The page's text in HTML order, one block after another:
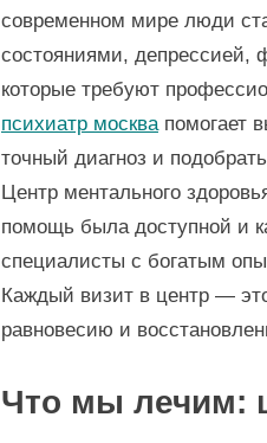
современном мире люди
состояниями, депрессией,
которые требуют
психиатр москвапомогает
точный диагноз и
Центр ментального
помощь была доступной и
специалисты с богатым
Каждый визит в центр —
равновесию и
Что мы лечим: